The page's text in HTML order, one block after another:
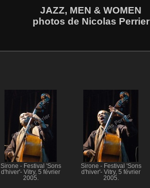
JAZZ, MEN & WOMEN
photos de Nicolas Perrier
Sirone - Festival 'Sons
d'hiver'- Vitry, 5 février
2005.
Sirone - Festival 'Sons
d'hiver'- Vitry, 5 février
2005.